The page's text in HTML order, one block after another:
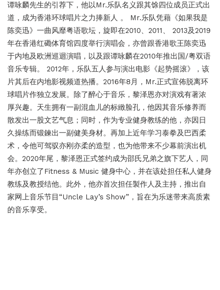
谭咏麟先生的引荐下，他以Mr.乐队名义跟其馀四位成员正式出
道，成为香港环球唱片之力捧新人 。 Mr.乐队凭藉《如果我是
陈奕迅》一曲风靡粤语歌坛，旋即在2010、2011、 2013及2019
年在香港红磡体育馆四度举行演唱会，亦曾跟香港歌王陈奕迅
于内地及欧洲巡迴演唱，以及跟谭咏麟在2010年推出国/粤双语
音乐专辑。 2012年，乐队五人参与演出电影《起势摇滚》，该
片其后在内地影视频道热播。2016年8月，Mr.正式宣佈脱离环
球唱片作独立发展。除了醉心于音乐，黎泽恩亦对演戏有著浓
厚兴趣。天生拥有一副混血儿的标緻脸孔，他因其音乐修养而
散发出一股文艺气息；同时，作为专业健身教练的他，亦因日
久操练而锻鍊出一副健美身材。再加上近年学习泰拳及巴西柔
术，令他可驾驭亦刚亦柔的造型，也为他带来不少幕前演出机
会。2020年尾，黎泽恩正式签约成为邵氏兄弟之旗下艺人，同
年亦创立了Fitness & Music 健身中心，并在该处担任私人健身
教练及教授结他。此外，他亦首次担任製作人及主持，推出自
家网上音乐节目“Uncle Lay’s Show”，旨在为乐迷带来高质素
的音乐享受。